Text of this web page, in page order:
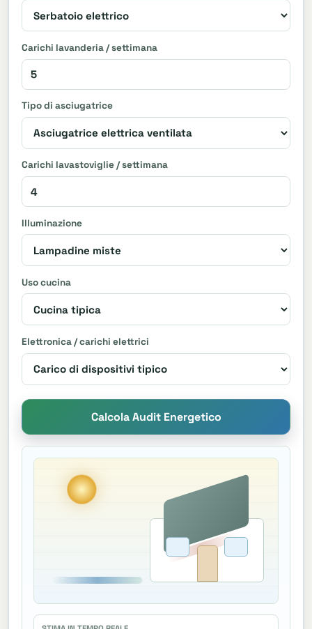
Carichi lavanderia / settimana
Tipo di asciugatrice
Carichi lavastoviglie / settimana
Illuminazione
Uso cucina
Elettronica / carichi elettrici
Calcola Audit Energetico